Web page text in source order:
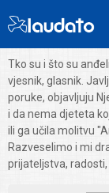
Tko su i što su
vjesnik, glasnik.
poruke, objavljuju
i da nema djeteta
ili ga učila molitvu
Razveselimo i mi
prijateljstva, radosti,